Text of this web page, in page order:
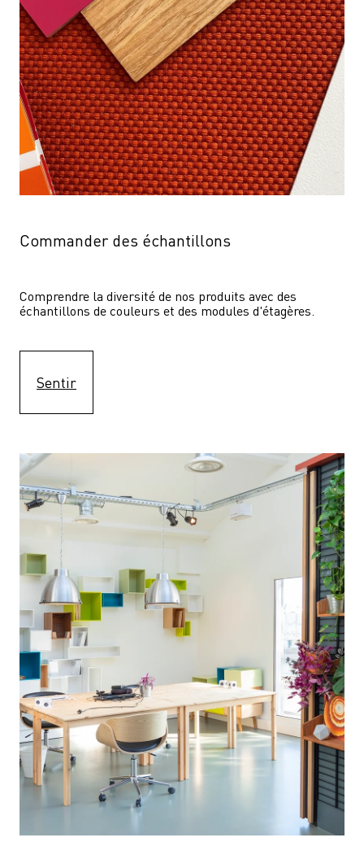
Commander des échantillons
Comprendre la diversité de nos produits avec des
échantillons de couleurs et des modules d'étagères.
Sentir